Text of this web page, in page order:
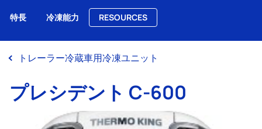
トレーラー冷蔵車用冷凍ユニット
プレシデント C-600
特長 冷凍能力 RESOURCES